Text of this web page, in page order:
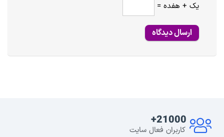
یک + هفده =
21000+
کاربران فعال سایت